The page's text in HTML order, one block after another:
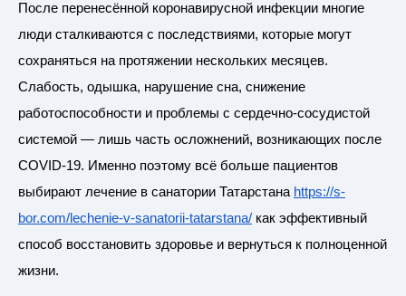
После перенесённой коронавирусной инфекции многие
люди сталкиваются с последствиями, которые могут
сохраняться на протяжении нескольких месяцев.
Слабость, одышка, нарушение сна, снижение
работоспособности и проблемы с сердечно-сосудистой
системой — лишь часть осложнений, возникающих после
COVID-19. Именно поэтому всё больше пациентов
выбирают лечение в санатории Татарстана https://s-
bor.com/lechenie-v-sanatorii-tatarstana/ как эффективный
способ восстановить здоровье и вернуться к полноценной
жизни.